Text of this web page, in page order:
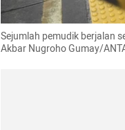
Sejumlah pemudik berjalan
Akbar Nugroho Gumay/